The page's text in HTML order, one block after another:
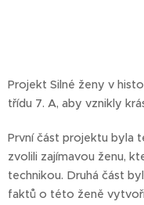
Projekt Silné ženy v
třídu 7. A, aby vznikly
První část projektu byla
zvolili zajímavou ženu,
technikou. Druhá část
faktů o této ženě